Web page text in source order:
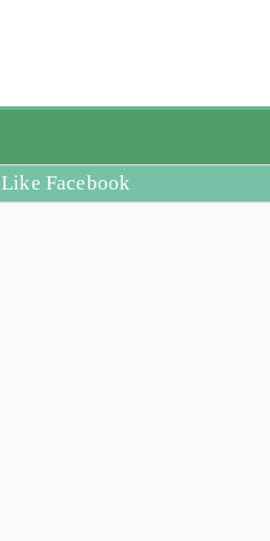
Like Facebook